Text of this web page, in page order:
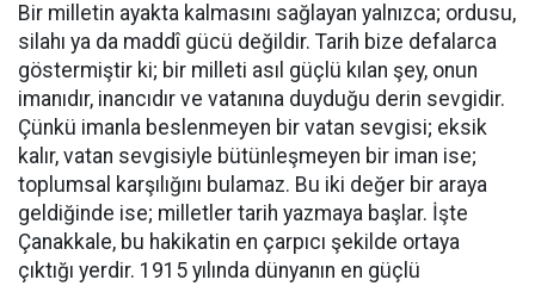
Bir milletin ayakta kalmasını sağlayan yalnızca; ordusu,
silahı ya da maddî gücü değildir. Tarih bize defalarca
göstermiştir ki; bir milleti asıl güçlü kılan şey, onun
imanıdır, inancıdır ve vatanına duyduğu derin sevgidir.
Çünkü imanla beslenmeyen bir vatan sevgisi; eksik
kalır, vatan sevgisiyle bütünleşmeyen bir iman ise;
toplumsal karşılığını bulamaz. Bu iki değer bir araya
geldiğinde ise; milletler tarih yazmaya başlar. İşte
Çanakkale, bu hakikatin en çarpıcı şekilde ortaya
çıktığı yerdir. 1915 yılında dünyanın en güçlü